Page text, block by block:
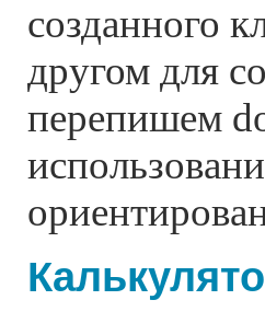
созданного
другом для
перепишем